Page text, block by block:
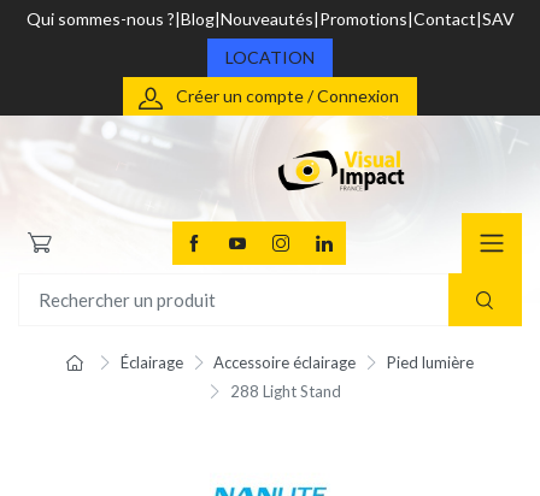
Qui sommes-nous ? Blog Nouveautés Promotions Contact SAV
LOCATION
Créer un compte / Connexion
Éclairage Accessoire éclairage
Pied lumière
288 Light Stand